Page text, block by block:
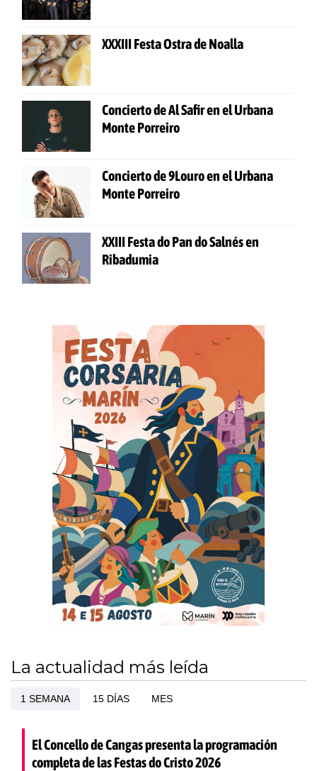
XXXIII Festa Ostra de Noalla
Concierto de Al Safir en el Urbana
Monte Porreiro
Concierto de 9Louro en el Urbana
Monte Porreiro
XXIII Festa do Pan do Salnés en
Ribadumia
La actualidad más leída
1 SEMANA 15 DÍAS MES
El Concello de Cangas presenta la programación
completa de las Festas do Cristo 2026